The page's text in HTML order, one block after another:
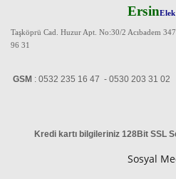
Ersin
Taşköprü Cad. Huzur Apt. No:30/2 Acıbadem
96 31
GSM : 0532 235 16 47 - 0530 203
Kredi kartı bilgileriniz 128Bit SSL
Sosyal